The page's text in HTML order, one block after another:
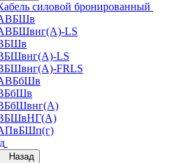
силовой бронированный
LS
LS
FRLS
Назад